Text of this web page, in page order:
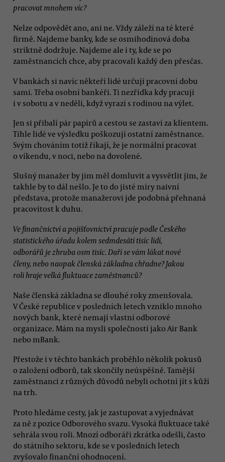
pracovat mnohem víc?
Nelze odpovědět ano, ani ne. Vždy záleží na té které
firmě. Najdeme banky, kde se osmihodinová doba
striktně dodržuje. Najdeme ale i ty, kde se po
zaměstnancích chce, aby pracovali každý den přesčas.
V bankách si navíc někteří lidé určují pracovní dobu
sami. Třeba osobní bankéři. Ti nezřídka kdy pracují
i v sobotu a v neděli, když vyrazí s rodinou na výlet.
Jen si přibalí pár papírů a cestou se zastaví za klientem.
Tihle lidé ve výsledku poškozují ostatní zaměstnance.
Svým chováním totiž říkají, že je normální pracovat
o víkendu, v noci, nebo na dovolené.
Slušný manažer by jim měl domluvit a vysvětlit jim, že
takhle by to dál nešlo. Je to do jisté míry naivní
představa, protože manažerovi jde podobná přehnaná
pracovitost k duhu.
Ve finančnictví a pojišťovnictví pracuje podle Českého
statistického úřadu kolem sedmdesáti tisíc lidí,
odborářů je zhruba osm tisíc. Daří se vám lákat nové
členy, nebo naopak členská základna chřadne? Jakou
roli hraje velká fluktuace zaměstnanců?
Naše členská základna se dlouhé roky zmenšovala.
V České republice v posledních letech vzniklo mnoho
nových bank, které nemají vlastní odborové
organizace. Mám na mysli společnosti jako Air Bank
nebo mBank.
Přestože i v těchto bankách proběhlo několik pokusů
o založení odborů, tak skončily neúspěšně. Tamější
zaměstnanci z různých důvodů nebyli ochotni jít s kůží
na trh.
Proto hledáme cesty, jak je zastupovat a vyjednávat
za ně z pozice Odborového svazu. Vysoká fluktuace také
sehrála svou roli. Mnozí odboráři zkrátka odešli, často
do státního sektoru, kde se v posledních letech
zvyšovalo finanční ohodnocení.